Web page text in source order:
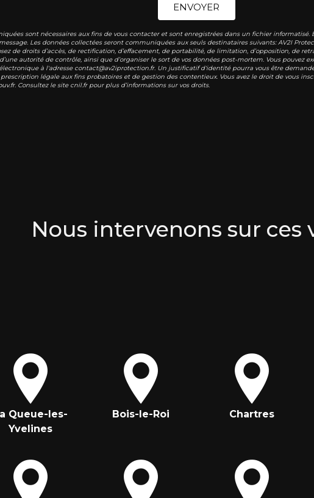
ENVOYER
sont nécessaires aux fins de vous contacter et sont enregistrées dans un fichier informatisé.
Les données collectées seront communiquées aux seuls destinataires suivants: AV2I
de droits d’accès, de rectification, d’effacement, de portabilité, de limitation, d’opposition, de
autorité de contrôle, ainsi que d’organiser le sort de vos données post-mortem. Vous pouvez
à l'adresse contact@av2iprotection.fr. Un justificatif d'identité pourra vous être
légale aux fins probatoires et de gestion des contentieux. Vous avez le droit de vous
. Consultez le site cnil.fr pour plus d’informations sur vos droits.
Nous intervenons sur ces
Queue-les-
Yvelines
Bois-le-Roi Chartres